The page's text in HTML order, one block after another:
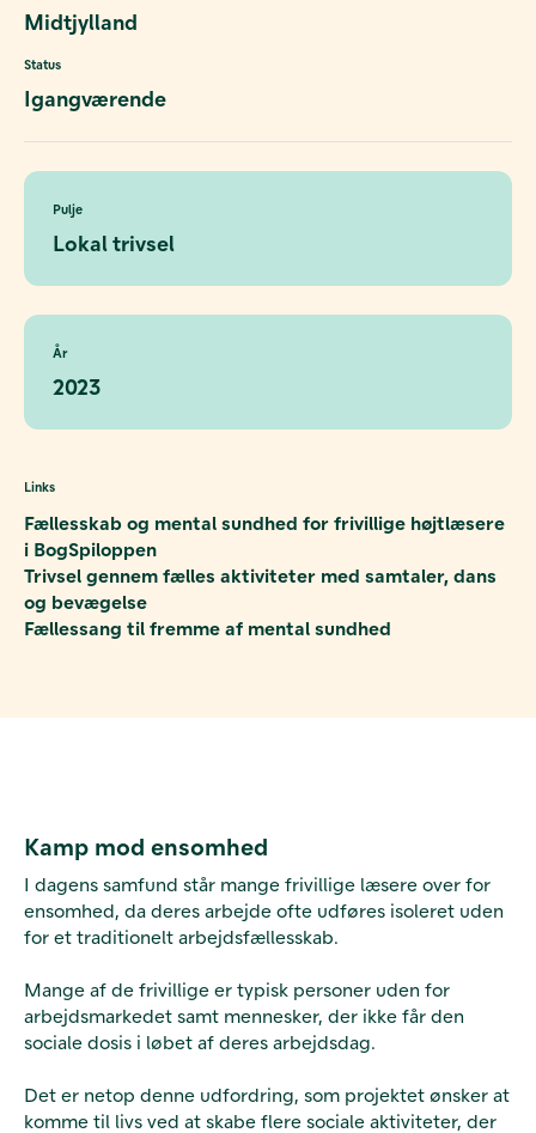
Midtjylland
Status
Igangværende
Pulje
Lokal trivsel
År
2023
Links
Fællesskab og mental sundhed for frivillige højtlæsere
i BogSpiloppen
Trivsel gennem fælles aktiviteter med samtaler, dans
og bevægelse
Fællessang til fremme af mental sundhed
Kamp mod ensomhed
I dagens samfund står mange frivillige læsere over for
ensomhed, da deres arbejde ofte udføres isoleret uden
for et traditionelt arbejdsfællesskab.
Mange af de frivillige er typisk personer uden for
arbejdsmarkedet samt mennesker, der ikke får den
sociale dosis i løbet af deres arbejdsdag.
Det er netop denne udfordring, som projektet ønsker at
komme til livs ved at skabe flere sociale aktiviteter, der